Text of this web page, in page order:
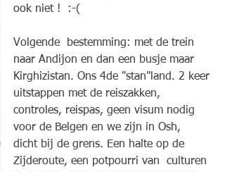
ook niet !  :-(
Volgende  bestemming: met de trein
naar Andijon en dan een busje maar
Kirghizistan. Ons 4de "stan"land. 2 keer
uitstappen met de reiszakken,
controles, reispas, geen visum nodig
voor de Belgen en we zijn in Osh,
dicht bij de grens. Een halte op de
Zijderoute, een potpourri van  culturen